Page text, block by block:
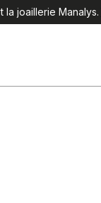
la joaillerie Manalys.